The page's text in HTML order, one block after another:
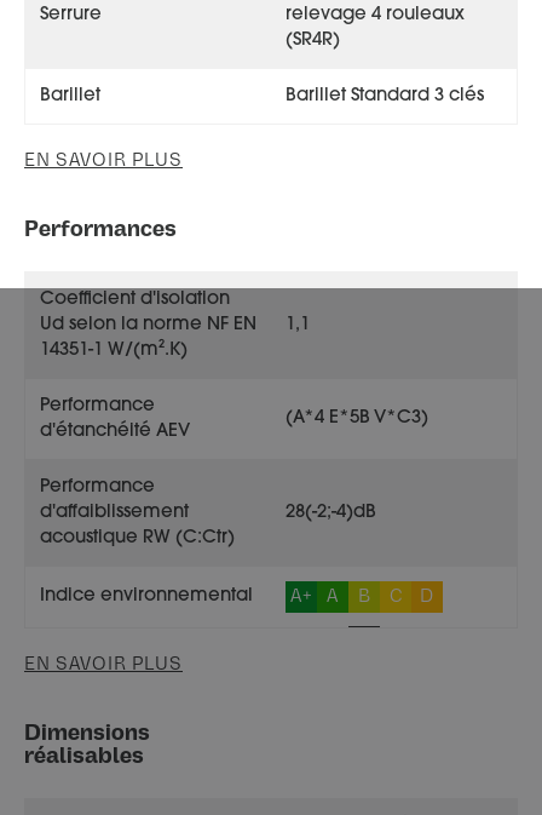
PS Alban face extérieure, couleur gris 7030 satiné
Serrure
relevage 4 rouleaux
(SR4R)
Barillet Barillet Standard 3 clés
EN SAVOIR PLUS
Performances
Coefficient d'isolation
Ud selon la norme NF EN
14351-1 W/(m².K)
1,1
Performance
d'étanchéité AEV
(A*4 E*5B V*C3)
Performance
d'affaiblissement
acoustique RW (C:Ctr)
28(-2;-4)dB
Indice environnemental A+ A B C D
EN SAVOIR PLUS
Dimensions
réalisables